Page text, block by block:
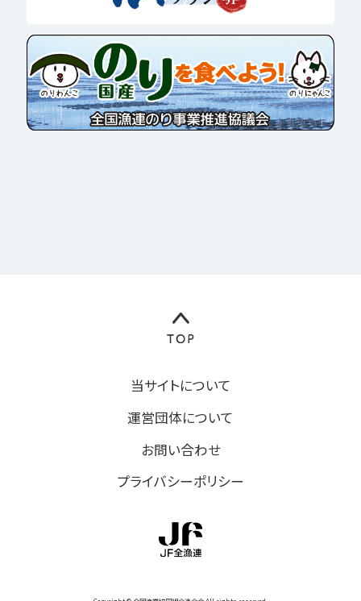
当サイトについて
運営団体について
お問い合わせ
プライバシーポリシー